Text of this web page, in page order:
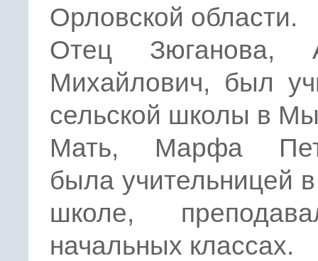
Орловской области.
Отец Зюганова,
Михайлович, был
сельской школы в
Мать, Марфа
была учительницей
школе,
начальных классах.